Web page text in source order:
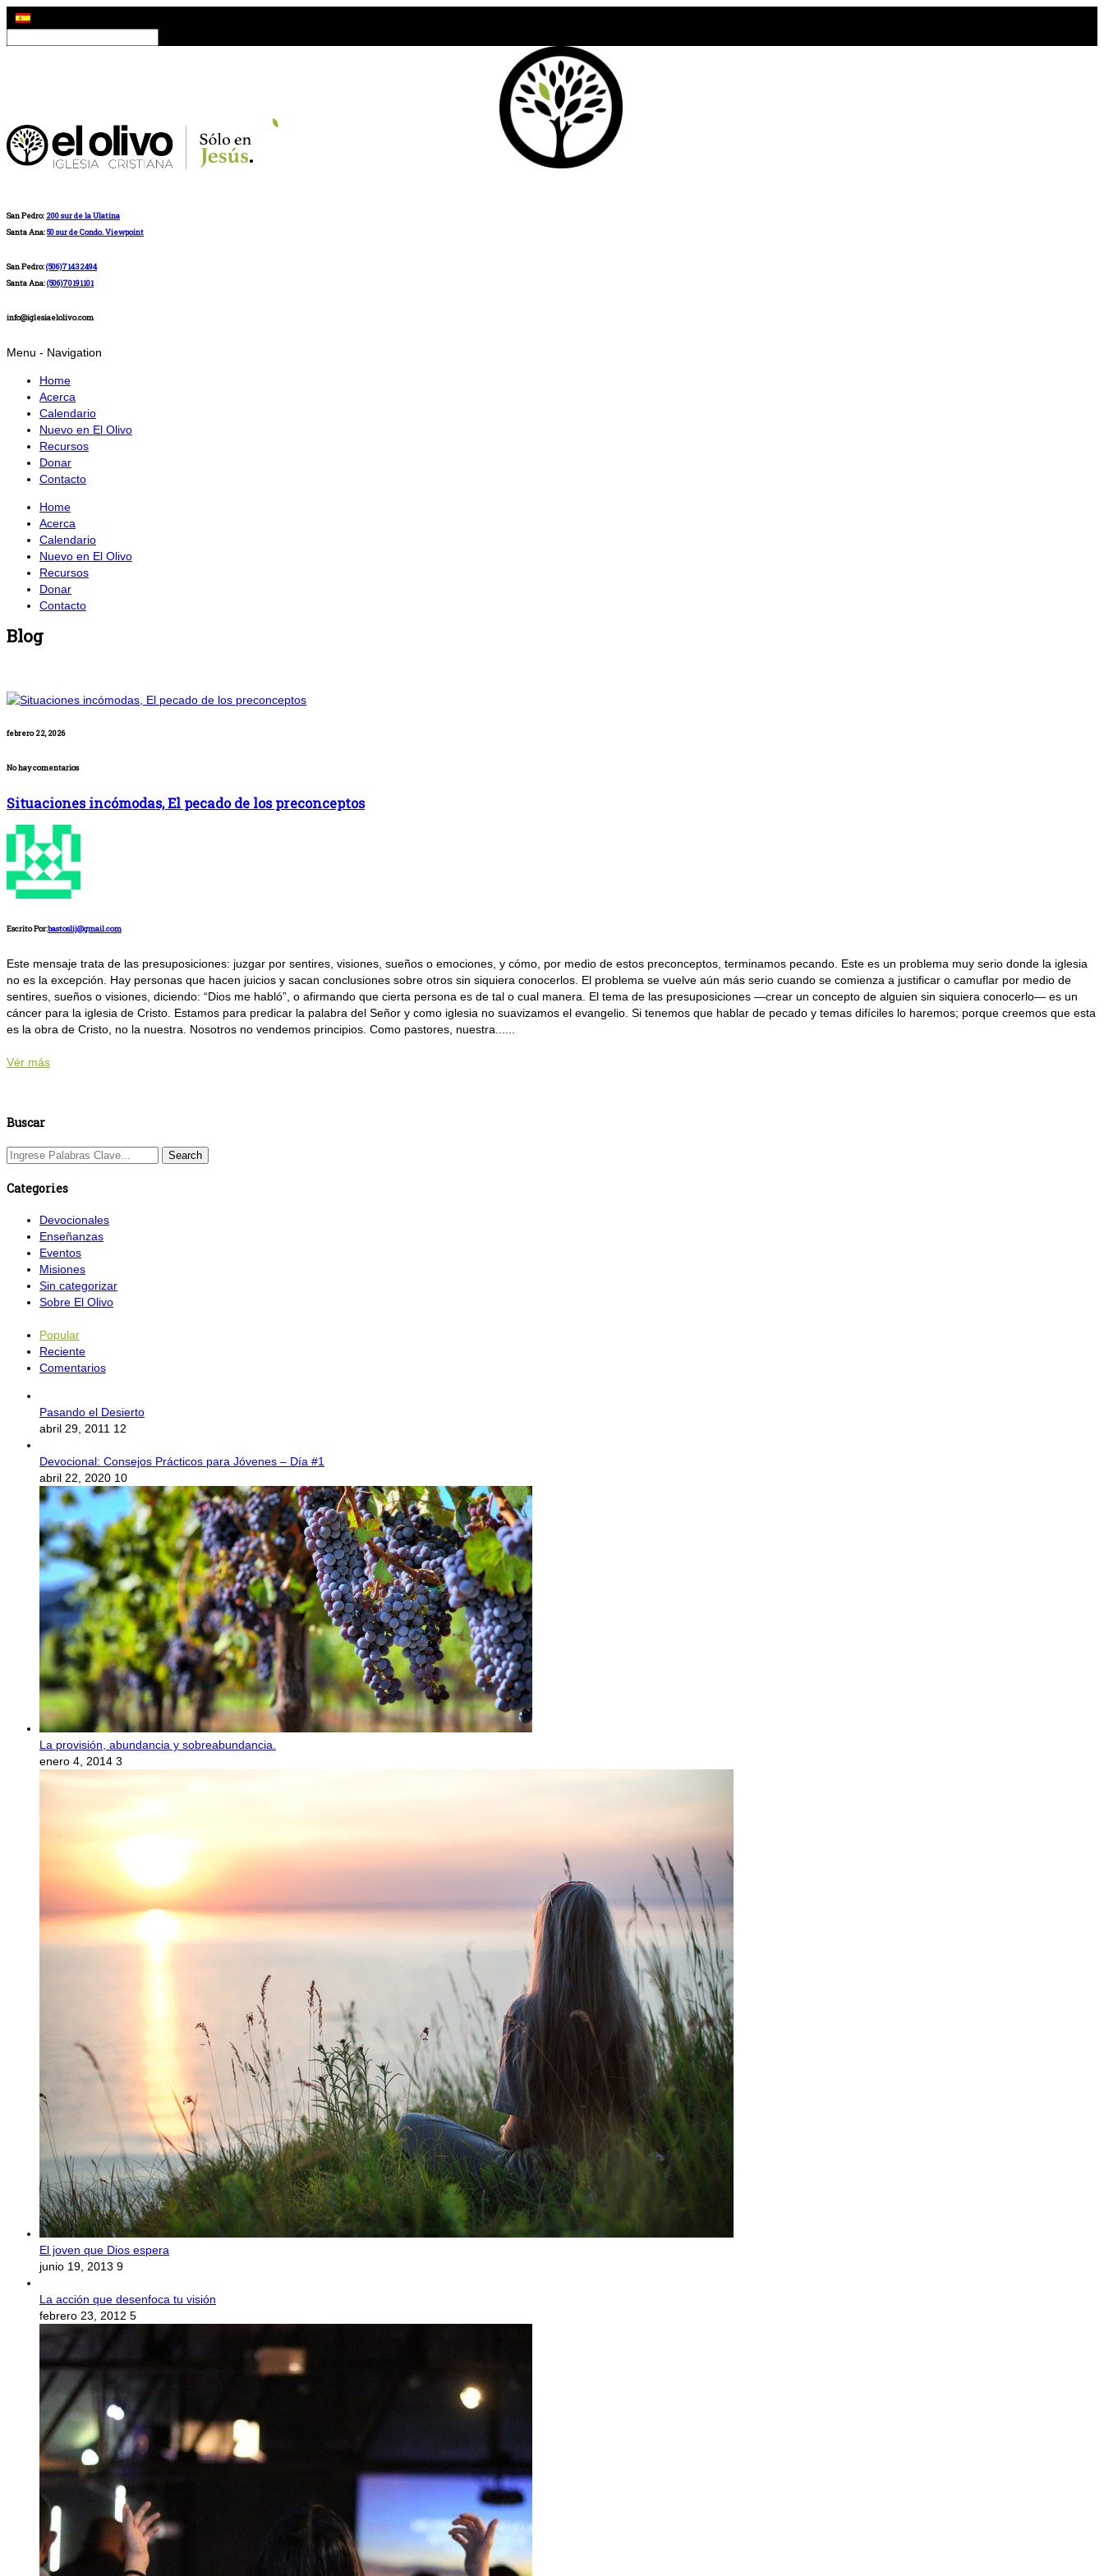
San Pedro: 200 sur de la Ulatina
Santa Ana:50 sur de Condo. Viewpoint
San Pedro:(506)71432494
Santa Ana:(506)70191101
info@iglesiaelolivo.com
Menu - Navigation
Home
Acerca
Calendario
Nuevo en El Olivo
Recursos
Donar
Contacto
Home
Acerca
Calendario
Nuevo en El Olivo
Recursos
Donar
Contacto
Blog
febrero 22, 2026
No hay comentarios
Situaciones incómodas, El pecado de los preconceptos
Escrito Por:bastoslij@gmail.com
Este mensaje trata de las presuposiciones: juzgar por sentires, visiones, sueños o emociones, y cómo, por medio de estos preconceptos, terminamos pecando. Este es un problema muy serio donde la iglesia
no es la excepción. Hay personas que hacen juicios y sacan conclusiones sobre otros sin siquiera conocerlos. El problema se vuelve aún más serio cuando se comienza a justificar o camuflar por medio de
sentires, sueños o visiones, diciendo: “Dios me habló”, o afirmando que cierta persona es de tal o cual manera. El tema de las presuposiciones —crear un concepto de alguien sin siquiera conocerlo— es un
cáncer para la iglesia de Cristo. Estamos para predicar la palabra del Señor y como iglesia no suavizamos el evangelio. Si tenemos que hablar de pecado y temas difíciles lo haremos; porque creemos que esta
es la obra de Cristo, no la nuestra. Nosotros no vendemos principios. Como pastores, nuestra......
Vér más
Buscar
Categories
Devocionales
Enseñanzas
Eventos
Misiones
Sin categorizar
Sobre El Olivo
Popular
Reciente
Comentarios
Pasando el Desierto
abril 29, 2011 12
Devocional: Consejos Prácticos para Jóvenes – Día #1
abril 22, 2020 10
La provisión, abundancia y sobreabundancia.
enero 4, 2014 3
El joven que Dios espera
junio 19, 2013 9
La acción que desenfoca tu visión
febrero 23, 2012 5